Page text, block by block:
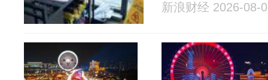
新浪财经 2026-08-